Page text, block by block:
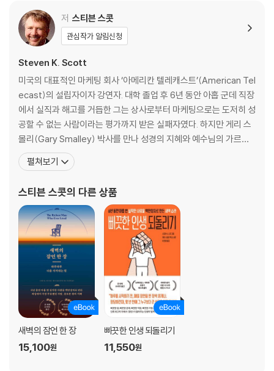
통제할 수 없는 상황 너머의 그분의 약속을 붙들라
Part 3 하나님 안에 거하는 형통한 인생이 되는 길
6. 믿음을 통한 기적
나는 할 수 없지만 그분은 하실 수 있음을 믿다
7. 순종을 통한 기적
믿음 안에서 한 걸음이면 충분하다
8. 용서를 통한 기적
용서받았다면, 용서하라
절망에서 벗어나 꿈꾸는 자가 되라
더 나은 비전이 탄생하도록 하나의 비전이 죽게 놔두다
Part 4 형통의 비밀은, 선택이자 행동이다
11. 그릇된 믿음
마음의 보좌에서 슬픔을 끌어내리라
12. 그릇된 지식
진짜 하나님을 알고 참된 비전을 얻으라
13. 그릇된 소원
움켜쥔 손을 펴 하나님께 인생을 맡기라
에필로그
하나님께 달려가는 자, 그의 삶은 형통에 이른다
저 스티븐 스콧
관심작가 알림신청
Steven K. Scott
미국의 대표적인 마케팅 회사 ‘아메리칸 텔레캐스트’(American Tel
ecast)의 설립자이자 강연자. 대학 졸업 후 6년 동안 아홉 군데 직장
에서 실직과 해고를 거듭한 그는 상사로부터 마케팅으로는 도저히 성
공할 수 없는 사람이라는 평가까지 받은 실패자였다. 하지만 게리 스
몰리(Gary Smalley) 박사를 만나 성경의 지혜와 예수님의 가르침
을 삶에 적용해 보라는 조언을 받고 그 원리에 따라 살아 보기로 결심
한다. 그 후 동료들과 함께 단돈 5천 달러의 자본금으로 마케팅 회사
덟 번째 부자가 되었
펼쳐보기
스티븐 스콧의 다른 상품
새벽의 잠언 한 장
15,100원
삐끗한 인생 되돌리기
11,550원